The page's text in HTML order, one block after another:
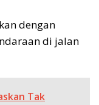
dengan
di jalan
Tak